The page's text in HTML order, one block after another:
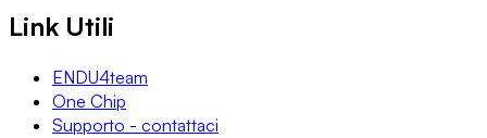
Link Utili
ENDU4team
One Chip
Supporto - contattaci